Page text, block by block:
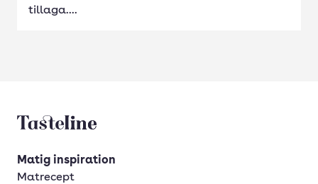
tillaga....
Tasteline startsida
Matig inspiration
Matrecept